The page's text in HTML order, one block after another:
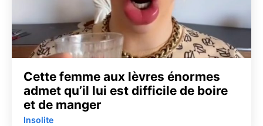
Cette femme aux lèvres énormes
admet qu’il lui est difficile de boire
et de manger
Insolite